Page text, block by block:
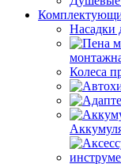
Насадки
Колеса